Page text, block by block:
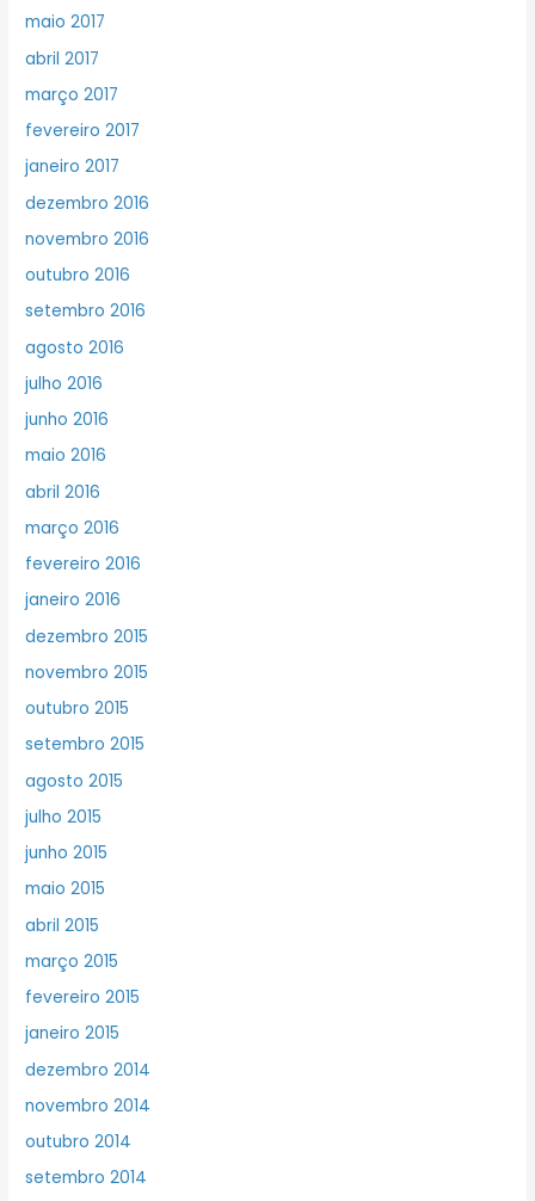
maio 2017
abril 2017
março 2017
fevereiro 2017
janeiro 2017
dezembro 2016
novembro 2016
outubro 2016
setembro 2016
agosto 2016
julho 2016
junho 2016
maio 2016
abril 2016
março 2016
fevereiro 2016
janeiro 2016
dezembro 2015
novembro 2015
outubro 2015
setembro 2015
agosto 2015
julho 2015
junho 2015
maio 2015
abril 2015
março 2015
fevereiro 2015
janeiro 2015
dezembro 2014
novembro 2014
outubro 2014
setembro 2014